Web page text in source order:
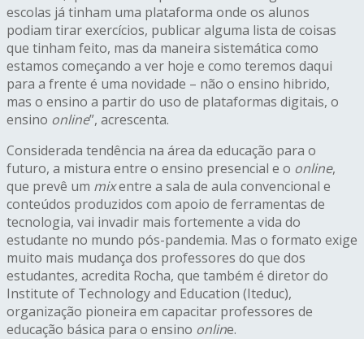
escolas já tinham uma plataforma onde os alunos
podiam tirar exercícios, publicar alguma lista de coisas
que tinham feito, mas da maneira sistemática como
estamos começando a ver hoje e como teremos daqui
para a frente é uma novidade – não o ensino hibrido,
mas o ensino a partir do uso de plataformas digitais, o
ensino online”, acrescenta.
Considerada tendência na área da educação para o
futuro, a mistura entre o ensino presencial e o online,
que prevê um mixentre a sala de aula convencional e
conteúdos produzidos com apoio de ferramentas de
tecnologia, vai invadir mais fortemente a vida do
estudante no mundo pós-pandemia. Mas o formato exige
muito mais mudança dos professores do que dos
estudantes, acredita Rocha, que também é diretor do
Institute of Technology and Education (Iteduc),
organização pioneira em capacitar professores de
educação básica para o ensino online.